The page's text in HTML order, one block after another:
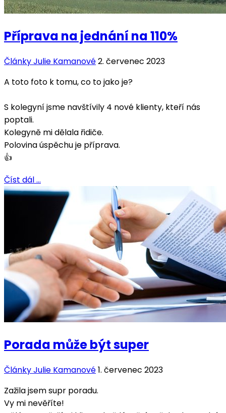
Příprava na jednání na 110%
Články Julie Kamanové2. červenec 2023
A toto foto k tomu, co to jako je?
S kolegyní jsme navštívily 4 nové klienty, kteří nás
poptali.
Kolegyně mi dělala řidiče.
Polovina úspěchu je příprava.
👍
Číst dál …
Porada může být super
Články Julie Kamanové1. červenec 2023
Zažila jsem supr poradu.
Vy mi nevěříte!